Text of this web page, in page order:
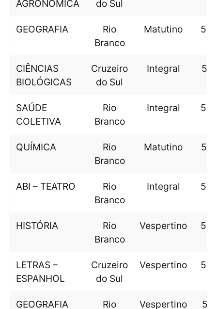
AGRONÔMICA do Sul
GEOGRAFIA
Rio
Branco
Matutino
CIÊNCIAS
BIOLÓGICAS
Cruzeiro
do Sul
Integral
SAÚDE
COLETIVA
Rio
Branco
Integral
QUÍMICA
Rio
Branco
Matutino
ABI – TEATRO
Rio
Branco
Integral
HISTÓRIA
Rio
Branco
Vespertino
LETRAS –
ESPANHOL
Cruzeiro
do Sul
Vespertino
GEOGRAFIA
Rio
Vespertino